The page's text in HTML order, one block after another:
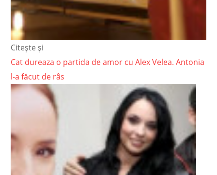
Citește și
Cat dureaza o partida de amor cu Alex Velea. Antonia
l-a făcut de râs